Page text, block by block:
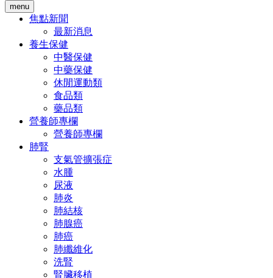
menu
焦點新聞
最新消息
養生保健
中醫保健
中藥保健
休閒運動類
食品類
藥品類
營養師專欄
營養師專欄
肺腎
支氣管擴張症
水腫
尿液
肺炎
肺結核
肺腺癌
肺癌
肺纖維化
洗腎
腎臟移植